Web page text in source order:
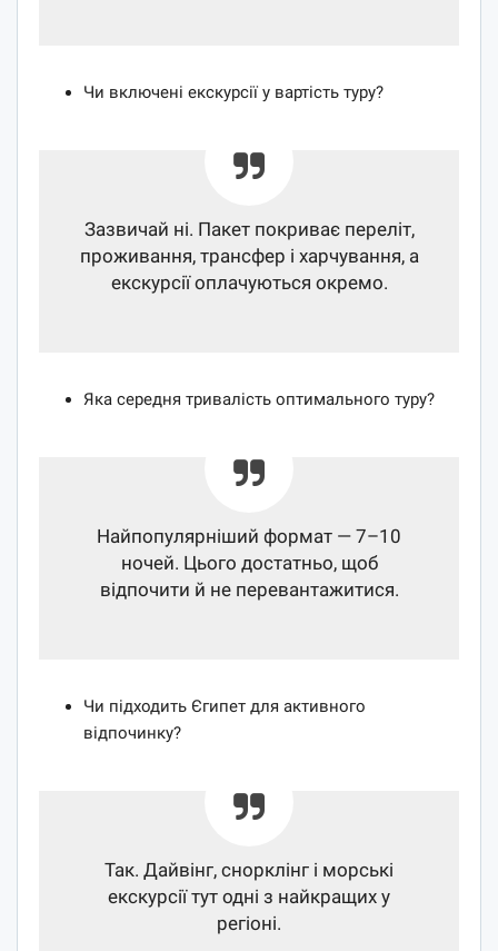
Чи включені екскурсії у вартість туру?
Зазвичай ні. Пакет покриває переліт,
проживання, трансфер і харчування, а
екскурсії оплачуються окремо.
Яка середня тривалість оптимального туру?
Найпопулярніший формат — 7–10
ночей. Цього достатньо, щоб
відпочити й не перевантажитися.
Чи підходить Єгипет для активного
відпочинку?
Так. Дайвінг, снорклінг і морські
екскурсії тут одні з найкращих у
регіоні.